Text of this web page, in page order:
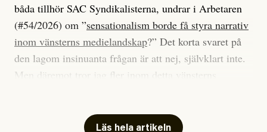
båda tillhör SAC Syndikalisterna, undrar i Arbetaren
(#54/2026) om ”sensationalism borde få styra narrativ
inom vänsterns medielandskap?” Det korta svaret på
den lagom insinuanta frågan är att nej, självklart inte.
Men däremot tror jag fler inom detta vänsterns
journalistik som vänder sig till många snarare än att
Läs hela artikeln